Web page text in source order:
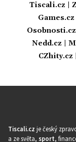
Tiscali.cz
Games.cz
Osobnosti.cz
Nedd.cz
CZhity.cz
Tiscali.cz je český
a ze světa, sport,